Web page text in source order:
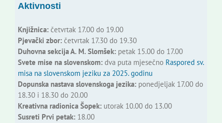
Aktivnosti
Knjižnica:četvrtak 17.00 do 19.00
Pjevački zbor:četvrtak 17.30 do 19.30
Duhovna sekcija A. M. Slomšek:petak 15.00 do 17.00
Svete mise na slovenskom:dva puta mjesečno Raspored sv.
misa na slovenskom jeziku za 2025. godinu
Dopunska nastava slovenskoga jezika:ponedjeljak 17.00 do
18.30 i 18.30 do 20.00
Kreativna radionica Šopek:utorak 10.00 do 13.00
Susreti Prvi petak:18.00